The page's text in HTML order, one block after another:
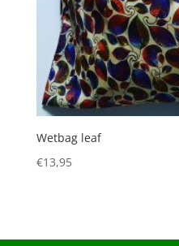
Wetbag leaf
€13,95